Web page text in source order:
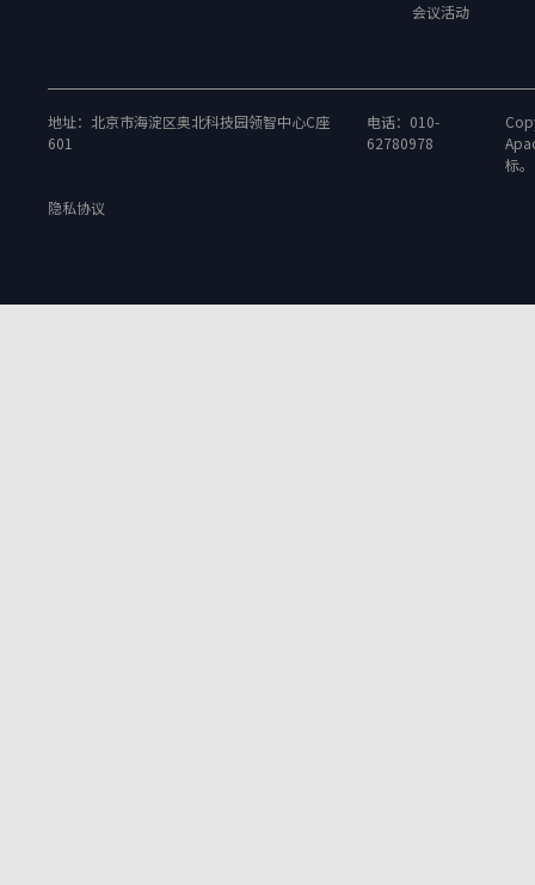
会议活动
地址：北京市海淀区奥北科技园领智中心C座
601
电话：010-
62780978
标。
隐私协议